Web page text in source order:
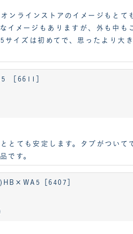
ンラインストアのイメージもと
イメージもありますが、外も中
イズは初めてで、思ったより大
［6611］
とても安定します。タブがつい
です。
［6407］